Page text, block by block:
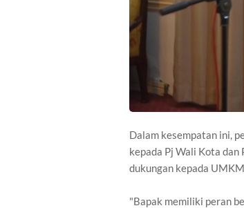
Dalam kesempatan ini,
kepada Pj Wali Kota dan
dukungan kepada
"Bapak memiliki peran